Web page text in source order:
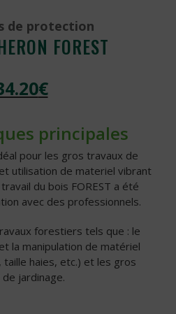
de protection
FOREST
€
principales
pour les gros travaux de
utilisation de materiel vibrant
du bois FOREST a été
avec des professionnels.
forestiers tels que : le
la manipulation de matériel
haies, etc.) et les gros
jardinage.